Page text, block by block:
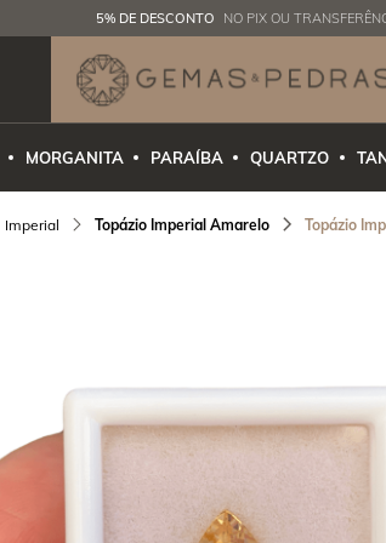
5% DE DESCONTO NO PIX OU
MORGANITA PARAÍBA QUARTZO
Imperial Topázio Imperial Amarelo Topázio